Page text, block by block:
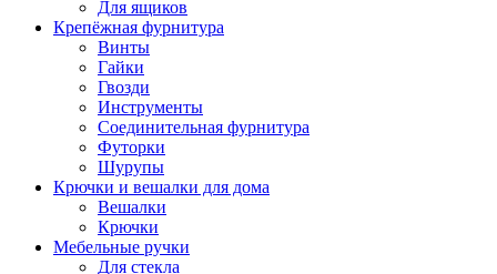
Для ящиков
Крепёжная фурнитура
Винты
Гайки
Гвозди
Инструменты
Соединительная фурнитура
Футорки
Шурупы
Крючки и вешалки для дома
Вешалки
Крючки
Мебельные ручки
Для стекла